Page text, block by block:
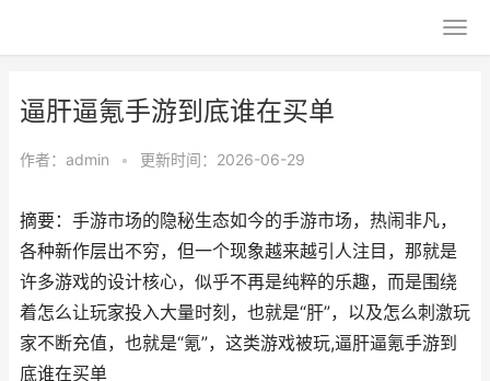
逼肝逼氪手游到底谁在买单
作者： admin • 更新时间：2026-06-29
摘要：手游市场的隐秘生态如今的手游市场，热闹非凡，
各种新作层出不穷，但一个现象越来越引人注目，那就是
许多游戏的设计核心，似乎不再是纯粹的乐趣，而是围绕
着怎么让玩家投入大量时刻，也就是“肝”，以及怎么刺激玩
家不断充值，也就是“氪”，这类游戏被玩,逼肝逼氪手游到
底谁在买单